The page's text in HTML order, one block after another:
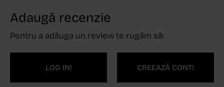
Adaugă recenzie
Pentru a adăuga un review te rugăm să:
LOG IN! CREEAZĂ CONT!